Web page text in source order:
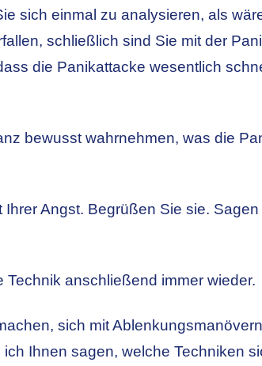
sich einmal zu analysieren, als
schließlich sind Sie mit der
die Panikattacke wesentlich
bewusst wahrnehmen, was die
Angst. Begrüßen Sie sie. Sagen
anschließend immer wieder.
sich mit
Ihnen sagen, welche Techniken